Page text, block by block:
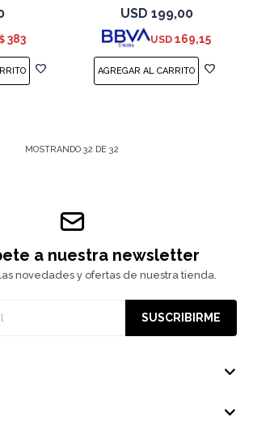
383
SATA 3
USD 199,00
USD 169,15
MOSTRANDO 32 DE 32
a nuestra newsletter
novedades y ofertas de nuestra tienda.
SUSCRIBIRME